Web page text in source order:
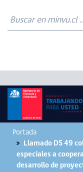
Portada
Llamado DS 49
especiales a
desarrollo de